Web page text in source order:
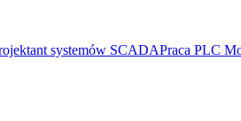
systemów SCADAPraca PLC